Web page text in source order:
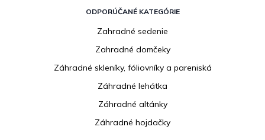
ODPORÚČANÉ KATEGÓRIE
Zahradné sedenie
Zahradné domčeky
Záhradné skleníky, fóliovníky a pareniská
Záhradné lehátka
Záhradné altánky
Záhradné hojdačky